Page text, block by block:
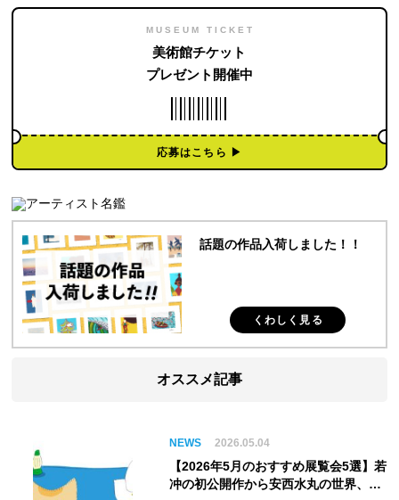
MUSEUM TICKET
美術館チケット
プレゼント開催中
応募はこちら ▶︎
話題の作品入荷しました！！
くわしく見る
オススメ記事
NEWS 2026.05.04
【2026年5月のおすすめ展覧会5選】若
冲の初公開作から安西水丸の世界、そ